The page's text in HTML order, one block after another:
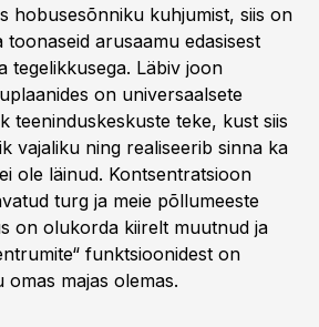
hobusesõnniku kuhjumist, siis on
arusaamu edasisest
tegelikkusega. Läbiv joon
on universaalsete
teeninduskeskuste teke, kust siis
vajaliku ning realiseerib sinna ka
ole läinud. Kontsentratsioon
turg ja meie põllumeeste
on olukorda kiirelt muutnud ja
funktsioonidest on
majas olemas.